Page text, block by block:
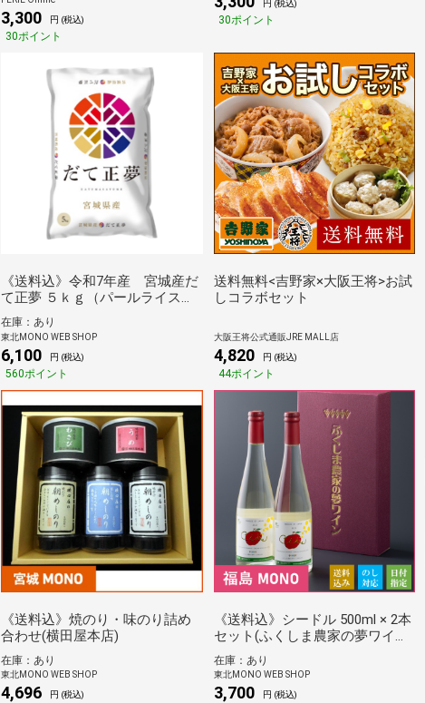
3,300 円 (税込)
30ポイント
円 (税込)
30ポイント
《送料込》令和7年産 宮城産だ
て正夢 ５ｋｇ（パールライス宮
城）
在庫：あり
東北MONO WEB SHOP
6,100 円 (税込)
560ポイント
送料無料<吉野家×大阪王将>お試
しコラボセット
大阪王将公式通販JRE MALL店
4,820 円 (税込)
44ポイント
《送料込》焼のり・味のり詰め
合わせ(横田屋本店)
在庫：あり
東北MONO WEB SHOP
4,696 円 (税込)
《送料込》シードル 500ml × 2本
セット(ふくしま農家の夢ワイ
ン)*
在庫：あり
東北MONO WEB SHOP
3,700 円 (税込)